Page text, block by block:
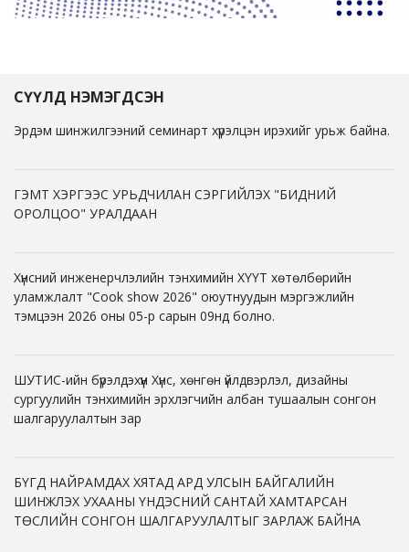
СҮҮЛД НЭМЭГДСЭН
Эрдэм шинжилгээний семинарт хүрэлцэн ирэхийг урьж байна.
ГЭМТ ХЭРГЭЭС УРЬДЧИЛАН СЭРГИЙЛЭХ "БИДНИЙ
ОРОЛЦОО" УРАЛДААН
Хүнсний инженерчлэлийн тэнхимийн ХҮҮТ хөтөлбөрийн
уламжлалт "Cook show 2026" оюутнуудын мэргэжлийн
тэмцээн 2026 оны 05-р сарын 09нд болно.
ШУТИС-ийн бүрэлдэхүүн Хүнс, хөнгөн үйлдвэрлэл, дизайны
сургуулийн тэнхимийн эрхлэгчийн албан тушаалын сонгон
шалгаруулалтын зар
БҮГД НАЙРАМДАХ ХЯТАД АРД УЛСЫН БАЙГАЛИЙН
ШИНЖЛЭХ УХААНЫ ҮНДЭСНИЙ САНТАЙ ХАМТАРСАН
ТӨСЛИЙН СОНГОН ШАЛГАРУУЛАЛТЫГ ЗАРЛАЖ БАЙНА